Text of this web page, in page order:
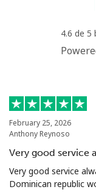
Celular
Portugal
Línea fija ⁦1.5p⁩
4.6 de 5
February 25, 2026
Anthony Reynoso
Very good service
Very good service
Dominican republic